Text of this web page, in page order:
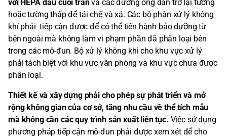
với HEPA đầu cuối trầnvà các đường ống dẫn trở lại tường
hoặc tường thấp để tái chế và xả. Các bộ phận xử lý không
khí phải tiếp cận được để có thể tiến hành bảo dưỡng từ
bên ngoài mà không làm vi phạm phần đã phân loại bên
trong các mô-đun. Bộ xử lý không khí cho khu vực xử lý
phải tách biệt với khu vực văn phòng và khu vực chưa được
phân loại.
Thiết kế và xây dựng phải cho phép sự phát triển và mở
rộng không gian của cơ sở, tăng nhu cầu về thể tích mẫu
mà không cần các quy trình sản xuất liên tục. Việc sử dụng
phương pháp tiếp cận mô-đun phải được xem xét để cho